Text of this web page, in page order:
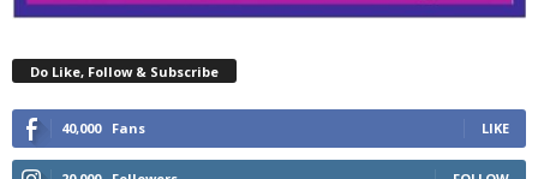
Do Like, Follow & Subscribe
40,000 Fans LIKE